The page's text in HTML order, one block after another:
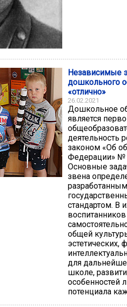
Независимые
дошкольного
«отлично»
26.02.2021
Дошкольное
является
деятельность
законом «Об
Федерации» №
Основные
звена
стандартом. В
общей
эстетических,
для
школе,
особенностей
потенциала